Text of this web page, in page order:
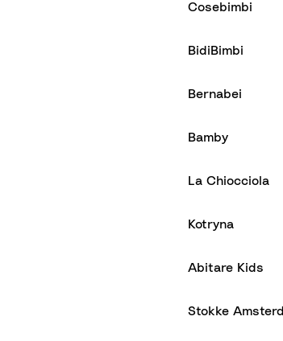
Cosebimbi
BidiBimbi
Bernabei
Bamby
La Chiocciola
Kotryna
Abitare Kids
Stokke